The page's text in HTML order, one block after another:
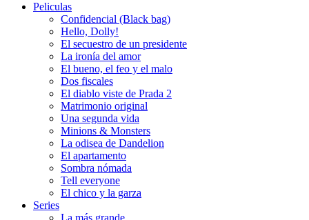
Peliculas
Confidencial (Black bag)
Hello, Dolly!
El secuestro de un presidente
La ironía del amor
El bueno, el feo y el malo
Dos fiscales
El diablo viste de Prada 2
Matrimonio original
Una segunda vida
Minions & Monsters
La odisea de Dandelion
El apartamento
Sombra nómada
Tell everyone
El chico y la garza
Series